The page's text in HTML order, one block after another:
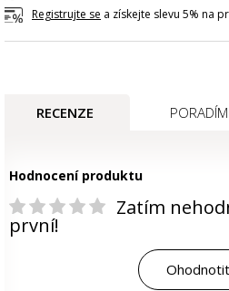
Registrujte se a získejte slevu 5% na
RECENZE
Hodnocení produktu
Zatím
první!